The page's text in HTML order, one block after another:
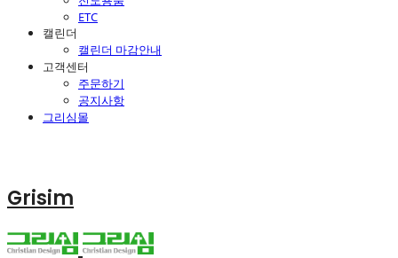
ETC
캘린더
캘린더 마감안내
고객센터
주문하기
공지사항
그리심몰
Grisim